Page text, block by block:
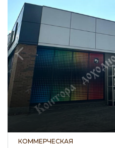
КОММЕРЧЕСКАЯ